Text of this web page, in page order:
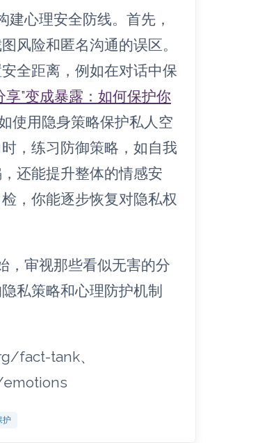
心理安全防线。首先，
风险和匿名沟通的误区。
全距离，例如在对话中保
享”变成暴露：如何保护你
使用隐身策略保护私人空
，练习防御策略，如自我
还能提升整体的情感安
，你能逐步恢复对隐私权
，审视那些看似无害的分
私策略和心理防护机制
fact-tank、
护